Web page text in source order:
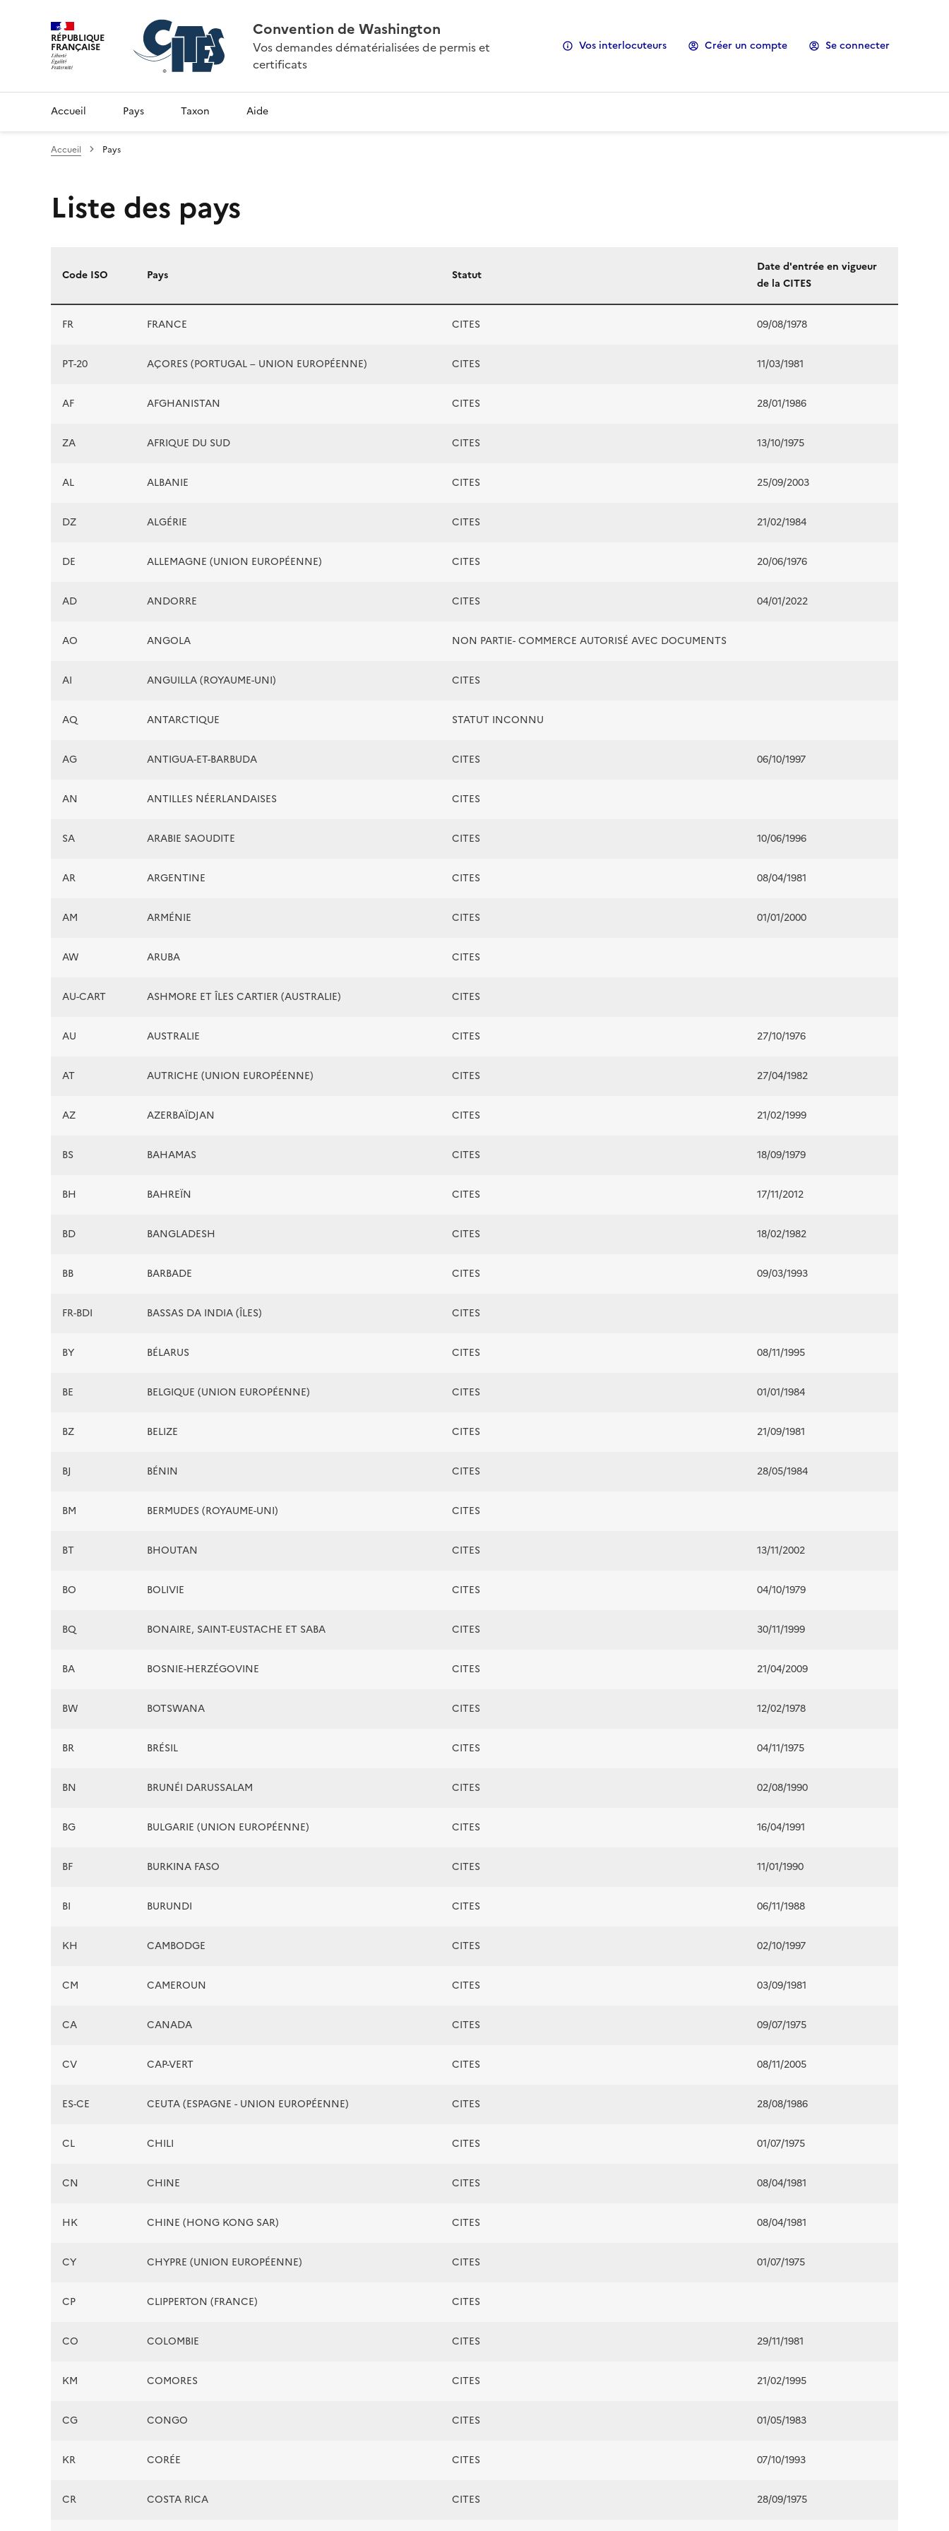
RÉPUBLIQUE
FRANÇAISE
Convention de Washington
Vos demandes dématérialisées de permis et
certificats
Vos interlocuteurs Créer un compte Se connecter
Accueil Pays Taxon Aide
Accueil Pays
Liste des pays
Liste des pays
Code ISO Pays Statut
Date d'entrée en vigueur
de la CITES
FR FRANCE CITES 09/08/1978
PT-20 AÇORES (PORTUGAL – UNION EUROPÉENNE) CITES 11/03/1981
AF AFGHANISTAN CITES 28/01/1986
ZA AFRIQUE DU SUD CITES 13/10/1975
AL ALBANIE CITES 25/09/2003
DZ ALGÉRIE CITES 21/02/1984
DE ALLEMAGNE (UNION EUROPÉENNE) CITES 20/06/1976
AD ANDORRE CITES 04/01/2022
AO ANGOLA NON PARTIE- COMMERCE AUTORISÉ AVEC DOCUMENTS
AI ANGUILLA (ROYAUME-UNI) CITES
AQ ANTARCTIQUE STATUT INCONNU
AG ANTIGUA-ET-BARBUDA CITES 06/10/1997
AN ANTILLES NÉERLANDAISES CITES
SA ARABIE SAOUDITE CITES 10/06/1996
AR ARGENTINE CITES 08/04/1981
AM ARMÉNIE CITES 01/01/2000
AW ARUBA CITES
AU-CART ASHMORE ET ÎLES CARTIER (AUSTRALIE) CITES
AU AUSTRALIE CITES 27/10/1976
AT AUTRICHE (UNION EUROPÉENNE) CITES 27/04/1982
AZ AZERBAÏDJAN CITES 21/02/1999
BS BAHAMAS CITES 18/09/1979
BH BAHREÏN CITES 17/11/2012
BD BANGLADESH CITES 18/02/1982
BB BARBADE CITES 09/03/1993
FR-BDI BASSAS DA INDIA (ÎLES) CITES
BY BÉLARUS CITES 08/11/1995
BE BELGIQUE (UNION EUROPÉENNE) CITES 01/01/1984
BZ BELIZE CITES 21/09/1981
BJ BÉNIN CITES 28/05/1984
BM BERMUDES (ROYAUME-UNI) CITES
BT BHOUTAN CITES 13/11/2002
BO BOLIVIE CITES 04/10/1979
BQ BONAIRE, SAINT-EUSTACHE ET SABA CITES 30/11/1999
BA BOSNIE-HERZÉGOVINE CITES 21/04/2009
BW BOTSWANA CITES 12/02/1978
BR BRÉSIL CITES 04/11/1975
BN BRUNÉI DARUSSALAM CITES 02/08/1990
BG BULGARIE (UNION EUROPÉENNE) CITES 16/04/1991
BF BURKINA FASO CITES 11/01/1990
BI BURUNDI CITES 06/11/1988
KH CAMBODGE CITES 02/10/1997
CM CAMEROUN CITES 03/09/1981
CA CANADA CITES 09/07/1975
CV CAP-VERT CITES 08/11/2005
ES-CE CEUTA (ESPAGNE - UNION EUROPÉENNE) CITES 28/08/1986
CL CHILI CITES 01/07/1975
CN CHINE CITES 08/04/1981
HK CHINE (HONG KONG SAR) CITES 08/04/1981
CY CHYPRE (UNION EUROPÉENNE) CITES 01/07/1975
CP CLIPPERTON (FRANCE) CITES
CO COLOMBIE CITES 29/11/1981
KM COMORES CITES 21/02/1995
CG CONGO CITES 01/05/1983
KR CORÉE CITES 07/10/1993
CR COSTA RICA CITES 28/09/1975